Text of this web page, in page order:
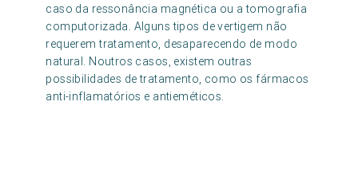
caso da ressonância magnética ou a tomografia
computorizada. Alguns tipos de vertigem não
requerem tratamento, desaparecendo de modo
natural. Noutros casos, existem outras
possibilidades de tratamento, como os fármacos
anti-inflamatórios e antieméticos.